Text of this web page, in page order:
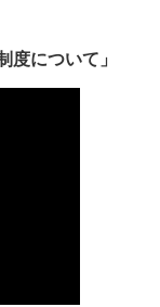
度について」